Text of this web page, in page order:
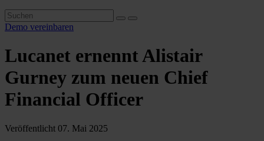
Demo vereinbaren
Lucanet ernennt Alistair
Gurney zum neuen Chief
Financial Officer
Veröffentlicht 07. Mai 2025